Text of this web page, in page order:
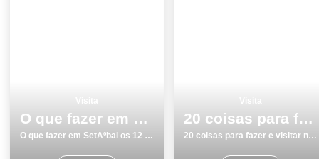
O que fazer em SetÃºbal os 12 melhores sitios para visitar
O que fazer em SetÃºbal os 12 melhores sitios para visitar
20 coisas para fazer e visitar no inverno em Beja
20 coisas para fazer e visitar no inverno em Beja